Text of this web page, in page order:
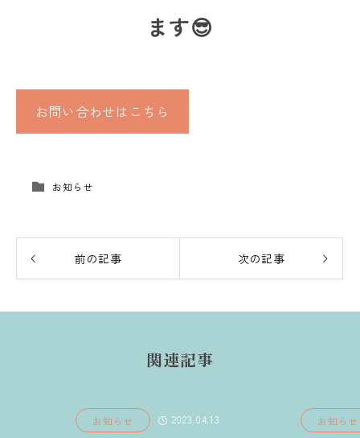
ます😎
お問い合わせはこちら
お知らせ
前の記事 次の記事
関連記事
お知らせ 2023.04.13 お知らせ